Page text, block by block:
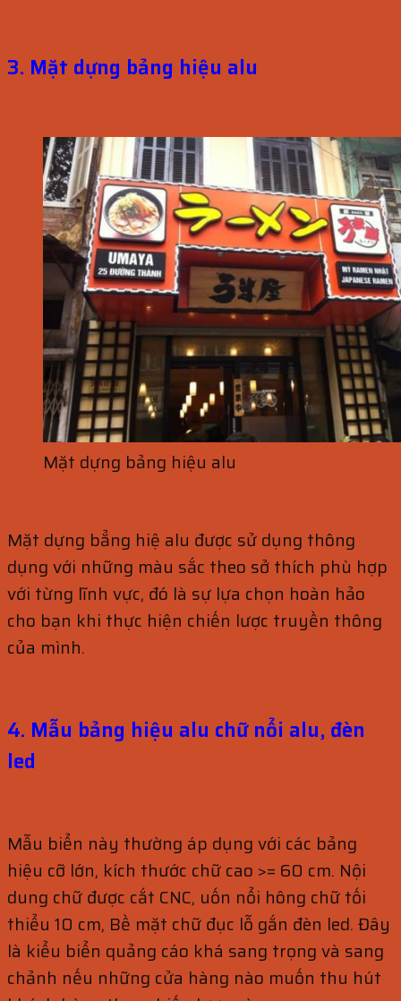
3. Mặt dựng bảng hiệu alu
Mặt dựng bảng hiệu alu
Mặt dựng bẳng hiệ alu được sử dụng thông
dụng với những màu sắc theo sở thích phù hợp
với từng lĩnh vực, đó là sự lựa chọn hoàn hảo
cho bạn khi thực hiện chiến lược truyền thông
của mình.
4. Mẫu bảng hiệu alu chữ nổi alu, đèn
led
Mẫu biển này thường áp dụng với các bảng
hiệu cỡ lớn, kích thước chữ cao >= 60 cm. Nội
dung chữ được cắt CNC, uốn nổi hông chữ tối
thiểu 10 cm, Bề mặt chữ đục lỗ gắn đèn led. Đây
là kiểu biển quảng cáo khá sang trọng và sang
chảnh nếu những cửa hàng nào muốn thu hút